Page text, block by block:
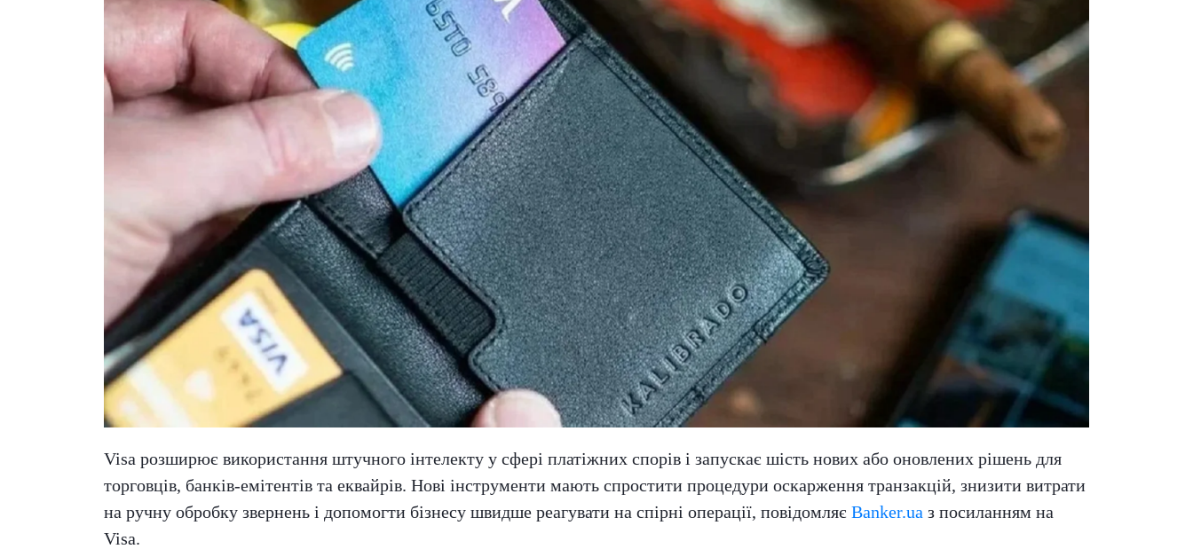
Visa розширює використання штучного інтелекту у сфері платіжних спорів і запускає шість нових або оновлених рішень для
торговців, банків-емітентів та еквайрів. Нові інструменти мають спростити процедури оскарження транзакцій, знизити витрати
на ручну обробку звернень і допомогти бізнесу швидше реагувати на спірні операції, повідомляє Banker.ua з посиланням на
Visa.